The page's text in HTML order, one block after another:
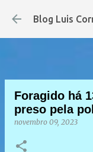
Pular
Blog Luis
Foragido há
preso pela
novembro 09, 2023